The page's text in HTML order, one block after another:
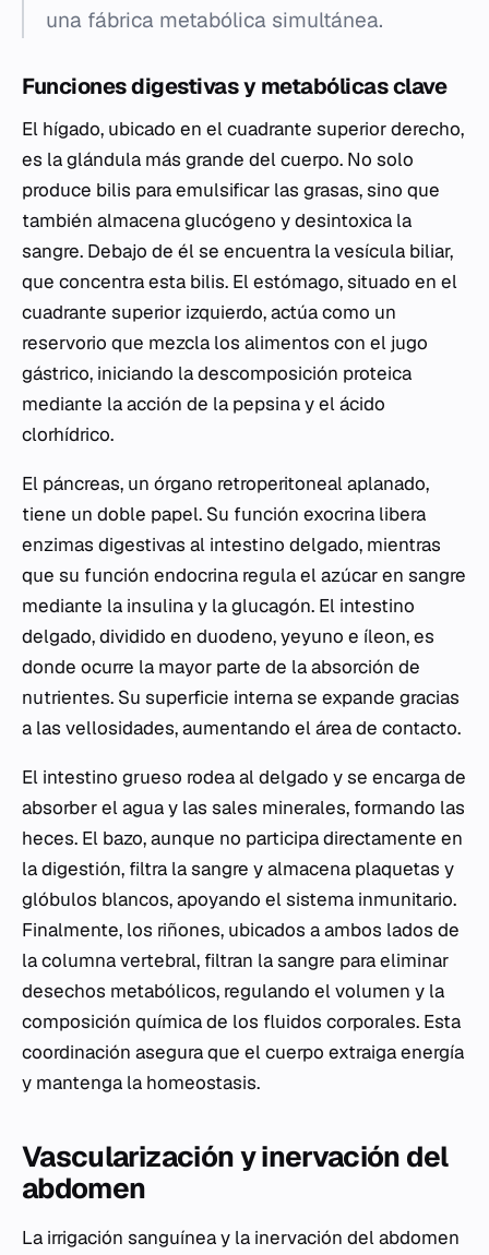
una fábrica metabólica simultánea.
Funciones digestivas y metabólicas clave
El hígado, ubicado en el cuadrante superior derecho,
es la glándula más grande del cuerpo. No solo
produce bilis para emulsificar las grasas, sino que
también almacena glucógeno y desintoxica la
sangre. Debajo de él se encuentra la vesícula biliar,
que concentra esta bilis. El estómago, situado en el
cuadrante superior izquierdo, actúa como un
reservorio que mezcla los alimentos con el jugo
gástrico, iniciando la descomposición proteica
mediante la acción de la pepsina y el ácido
clorhídrico.
El páncreas, un órgano retroperitoneal aplanado,
tiene un doble papel. Su función exocrina libera
enzimas digestivas al intestino delgado, mientras
que su función endocrina regula el azúcar en sangre
mediante la insulina y la glucagón. El intestino
delgado, dividido en duodeno, yeyuno e íleon, es
donde ocurre la mayor parte de la absorción de
nutrientes. Su superficie interna se expande gracias
a las vellosidades, aumentando el área de contacto.
El intestino grueso rodea al delgado y se encarga de
absorber el agua y las sales minerales, formando las
heces. El bazo, aunque no participa directamente en
la digestión, filtra la sangre y almacena plaquetas y
glóbulos blancos, apoyando el sistema inmunitario.
Finalmente, los riñones, ubicados a ambos lados de
la columna vertebral, filtran la sangre para eliminar
desechos metabólicos, regulando el volumen y la
composición química de los fluidos corporales. Esta
coordinación asegura que el cuerpo extraiga energía
y mantenga la homeostasis.
Vascularización y inervación del
abdomen
La irrigación sanguínea y la inervación del abdomen